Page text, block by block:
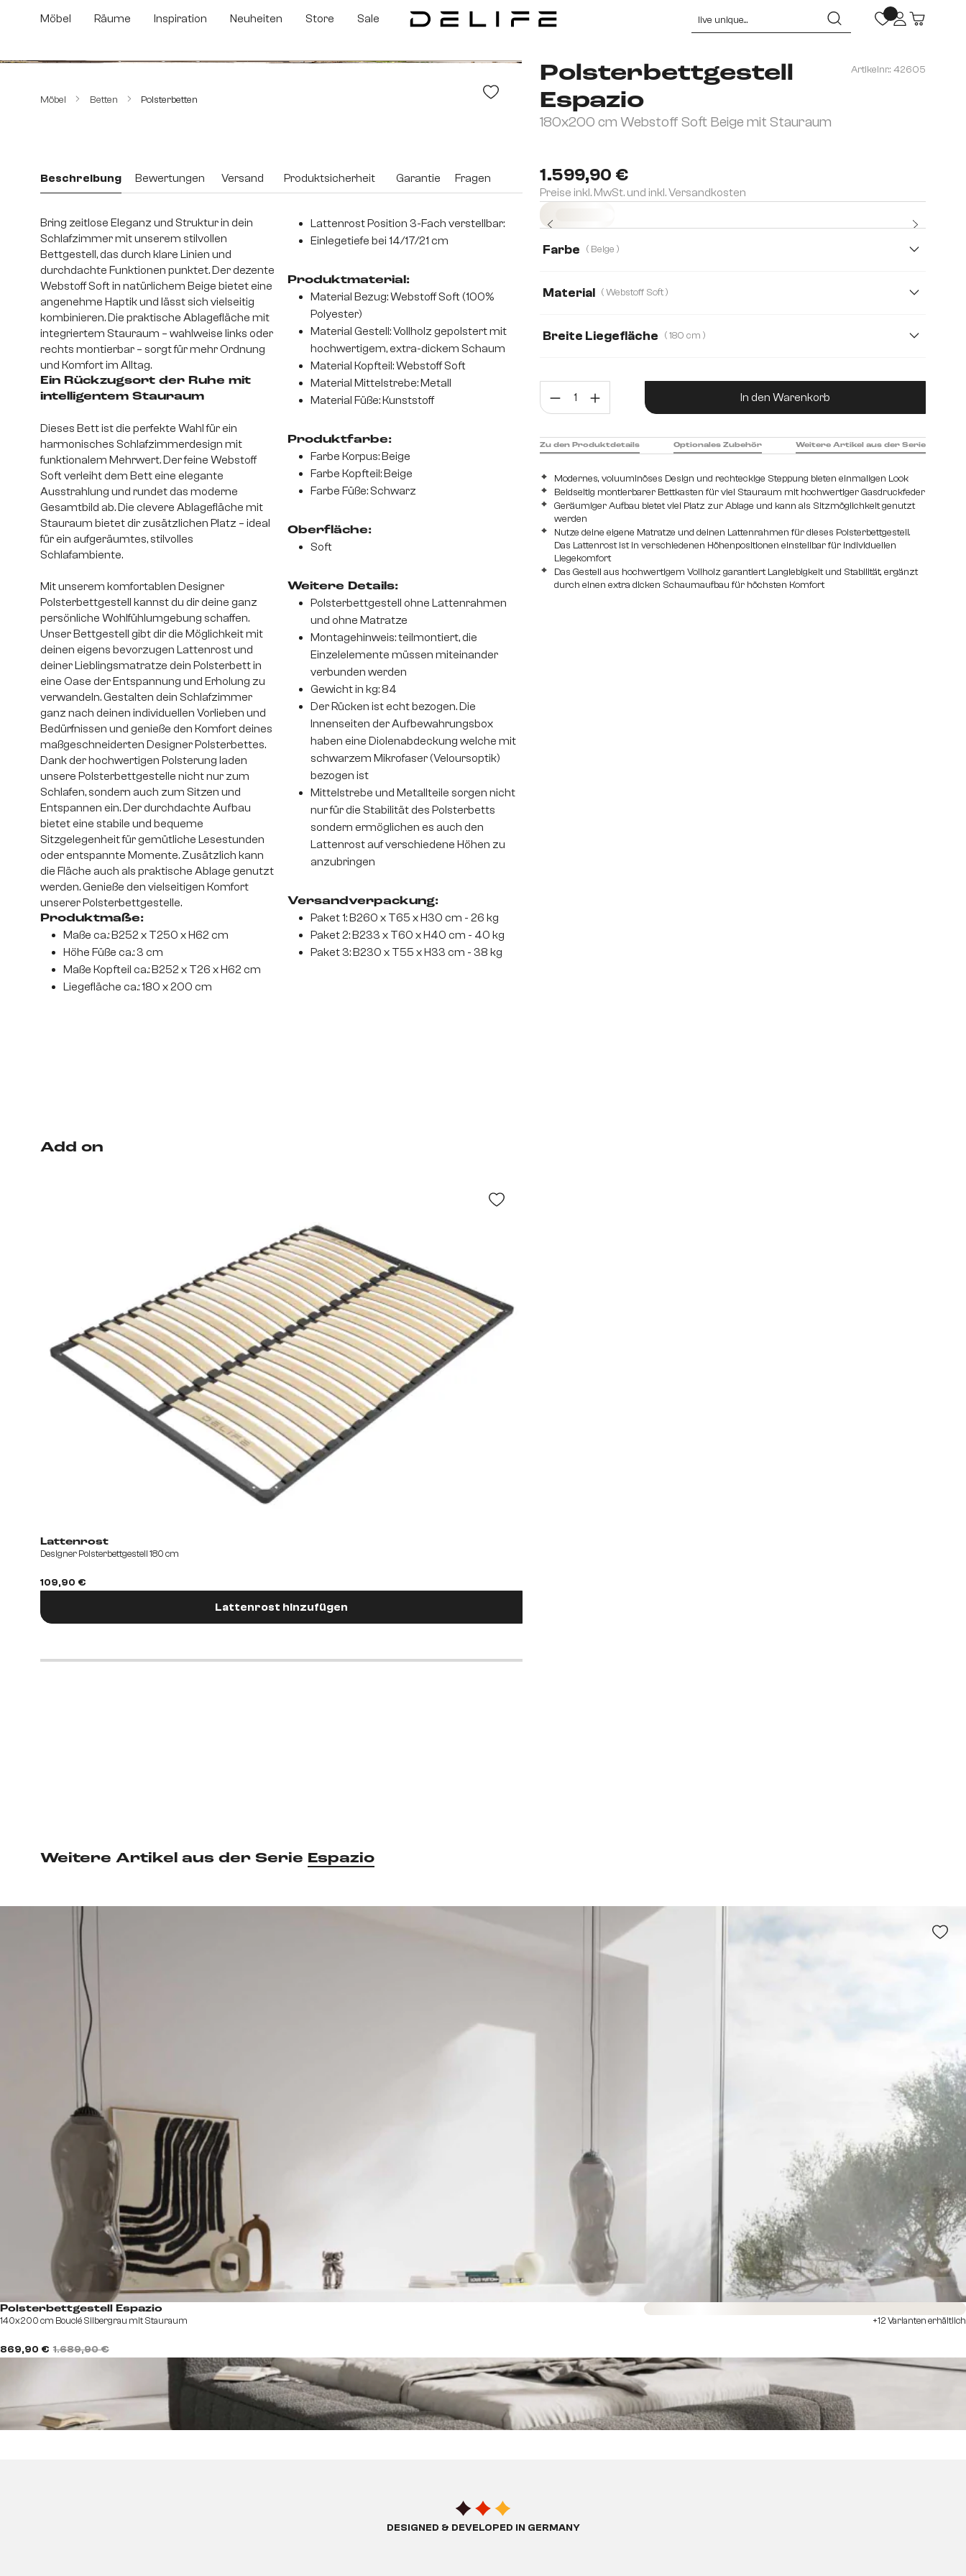
Hauptinhalt springen
Zur Suche springen
Zur Hauptnavigation springen
Möbel Räume Inspiration Neuheiten Store Sale
Möbel Betten Polsterbetten
Polsterbettgestell
Espazio
180x200 cm Webstoff Soft Beige mit Stauraum
Artikelnr.: 42605
1.599,90 €
Preise inkl. MwSt. und inkl. Versandkosten
Farbe ( Beige )
Material ( Webstoff Soft )
Breite Liegefläche ( 180 cm )
Produkt Anzahl: Gib den gewünschten Wert
In den Warenkorb
Modernes, voluuminöses Design und rechteckige Steppung bieten einmaligen Look
Beidseitig montierbarer Bettkasten für viel Stauraum mit hochwertiger Gasdruckfeder
Geräumiger Aufbau bietet viel Platz zur Ablage und kann als Sitzmöglichkeit genutzt
werden
Nutze deine eigene Matratze und deinen Lattenrahmen für dieses Polsterbettgestell.
Das Lattenrost ist in verschiedenen Höhenpositionen einstellbar für individuellen
Liegekomfort
Das Gestell aus hochwertigem Vollholz garantiert Langlebigkeit und Stabilität, ergänzt
durch einen extra dicken Schaumaufbau für höchsten Komfort
Zu den Produktdetails Optionales Zubehör Weitere Artikel aus der Serie
Beschreibung Bewertungen Versand Produktsicherheit Garantie Fragen
Bring zeitlose Eleganz und Struktur in dein
Schlafzimmer mit unserem stilvollen
Bettgestell, das durch klare Linien und
durchdachte Funktionen punktet. Der dezente
Webstoff Soft in natürlichem Beige bietet eine
angenehme Haptik und lässt sich vielseitig
kombinieren. Die praktische Ablagefläche mit
integriertem Stauraum – wahlweise links oder
rechts montierbar – sorgt für mehr Ordnung
und Komfort im Alltag.
Ein Rückzugsort der Ruhe mit
intelligentem Stauraum
Dieses Bett ist die perfekte Wahl für ein
harmonisches Schlafzimmerdesign mit
funktionalem Mehrwert. Der feine Webstoff
Soft verleiht dem Bett eine elegante
Ausstrahlung und rundet das moderne
Gesamtbild ab. Die clevere Ablagefläche mit
Stauraum bietet dir zusätzlichen Platz – ideal
für ein aufgeräumtes, stilvolles
Schlafambiente.
Mit unserem komfortablen Designer
Polsterbettgestell kannst du dir deine ganz
persönliche Wohlfühlumgebung schaffen.
Unser Bettgestell gibt dir die Möglichkeit mit
deinen eigens bevorzugen Lattenrost und
deiner Lieblingsmatratze dein Polsterbett in
eine Oase der Entspannung und Erholung zu
verwandeln. Gestalten dein Schlafzimmer
ganz nach deinen individuellen Vorlieben und
Bedürfnissen und genieße den Komfort deines
maßgeschneiderten Designer Polsterbettes.
Dank der hochwertigen Polsterung laden
unsere Polsterbettgestelle nicht nur zum
Schlafen, sondern auch zum Sitzen und
Entspannen ein. Der durchdachte Aufbau
bietet eine stabile und bequeme
Sitzgelegenheit für gemütliche Lesestunden
oder entspannte Momente. Zusätzlich kann
die Fläche auch als praktische Ablage genutzt
werden. Genieße den vielseitigen Komfort
unserer Polsterbettgestelle.
Produktmaße:
Maße ca.: B252 x T250 x H62 cm
Höhe Füße ca.: 3 cm
Maße Kopfteil ca.: B252 x T26 x H62 cm
Liegefläche ca.: 180 x 200 cm
Lattenrost Position 3-Fach verstellbar:
Einlegetiefe bei 14/17/21 cm
Produktmaterial:
Material Bezug: Webstoff Soft (100%
Polyester)
Material Gestell: Vollholz gepolstert mit
hochwertigem, extra-dickem Schaum
Material Kopfteil: Webstoff Soft
Material Mittelstrebe: Metall
Material Füße: Kunststoff
Produktfarbe:
Farbe Korpus: Beige
Farbe Kopfteil: Beige
Farbe Füße: Schwarz
Oberfläche:
Soft
Weitere Details:
Polsterbettgestell ohne Lattenrahmen
und ohne Matratze
Montagehinweis: teilmontiert, die
Einzelelemente müssen miteinander
verbunden werden
Gewicht in kg: 84
Der Rücken ist echt bezogen. Die
Innenseiten der Aufbewahrungsbox
haben eine Diolenabdeckung welche mit
schwarzem Mikrofaser (Veloursoptik)
bezogen ist
Mittelstrebe und Metallteile sorgen nicht
nur für die Stabilität des Polsterbetts
sondern ermöglichen es auch den
Lattenrost auf verschiedene Höhen zu
anzubringen
Versandverpackung:
Paket 1: B260 x T65 x H30 cm - 26 kg
Paket 2: B233 x T60 x H40 cm - 40 kg
Paket 3: B230 x T55 x H33 cm - 38 kg
Add on
Lattenrost
Designer Polsterbettgestell 180 cm
109,90 €
Lattenrost hinzufügen
Weitere Artikel aus der Serie Espazio
Polsterbettgestell Espazio
140x200 cm Bouclé Silbergrau mit Stauraum
869,90 € 1.689,90 €
Sofort versandfertig
+12 Varianten erhältlich
DESIGNED & DEVELOPED IN GERMANY